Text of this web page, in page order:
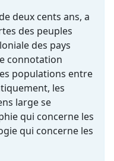
deux cents ans, a
des peuples
des pays
connotation
populations entre
les
large se
qui concerne les
qui concerne les